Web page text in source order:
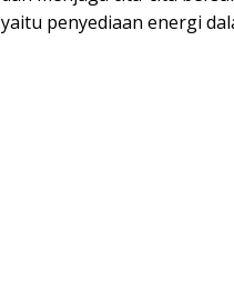
yaitu penyediaan energi